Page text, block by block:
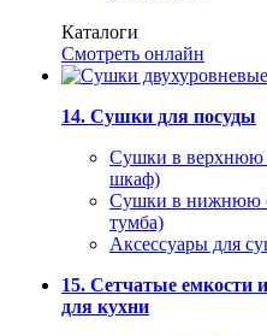
Каталоги
Смотреть онлайн
14. Сушки для посуды
Сушки в верхнюю
шкаф)
Сушки в нижнюю
тумба)
Аксессуары для
15. Сетчатые емкости
для кухни